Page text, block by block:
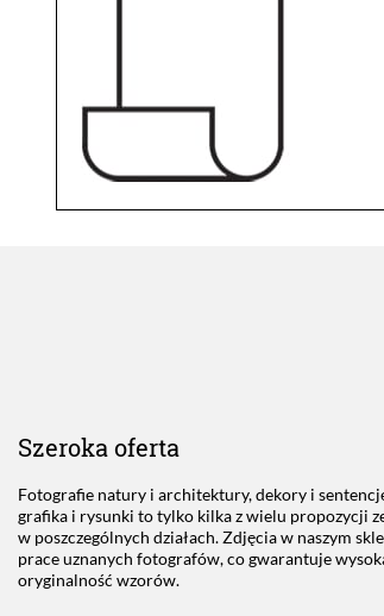
Szeroka oferta
Fotografie natury i architektury, dekory i
grafika i rysunki to tylko kilka z wielu propozycji
w poszczególnych działach. Zdjęcia w naszym
prace uznanych fotografów, co gwarantuje
oryginalność wzorów.